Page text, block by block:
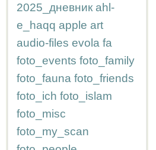
2025_дневник ahl-
e_haqq apple art
audio-files evola fa
foto_events foto_family
foto_fauna foto_friends
foto_ich foto_islam
foto_misc
foto_my_scan